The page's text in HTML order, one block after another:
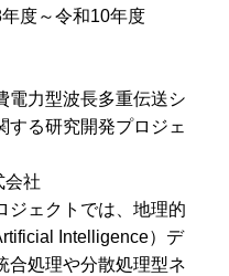
度～令和10年度
電力型波長多重伝送シ
する研究開発プロジェ
会社
ジェクトでは、地理的
Intelligence）デ
合処理や分散処理型ネ